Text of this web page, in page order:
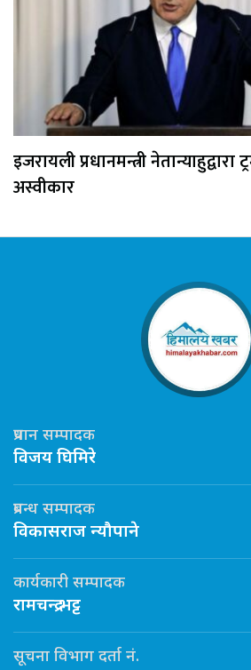
इजरायली प्रधानमन्त्री
अस्वीकार
प्रधान सम्पादक
विजय घिमिरे
प्रबन्ध सम्पादक
विकासराज न्यौपाने
कार्यकारी सम्पादक
रामचन्द्र भट्ट
सूचना विभाग दर्ता नं.